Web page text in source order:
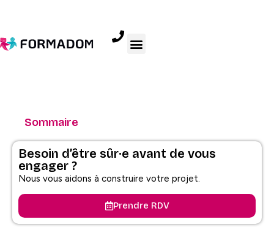
Sommaire
Besoin d’être sûr·e avant de vous
engager ?
Nous vous aidons à construire votre projet.
Prendre RDV